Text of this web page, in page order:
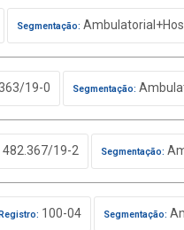
Segmentação:
19-0 Segmentação:
482.367/19-2 Segmentação:
100-04 Segmentação: